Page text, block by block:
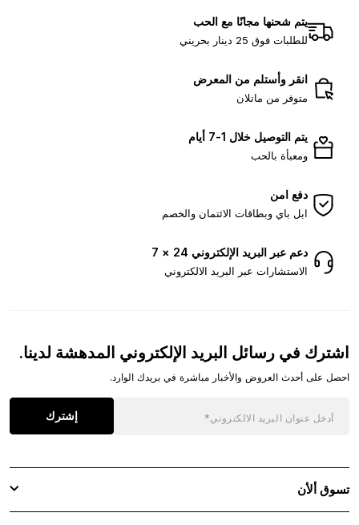
يتم شحنها مجانًا مع الحب
للطلبات فوق 25 دينار بحريني
انقر وأستلم من المعرض
متوفر من ماتلان
يتم التوصيل خلال 1-7 أيام
ومعبأة بالحب
دفع امن
ابل باي وبطاقات الائتمان والخصم
دعم عبر البريد الإلكتروني 24 × 7
الاستشارات عبر البريد الالكتروني
اشترك في رسائل البريد الإلكتروني المدهشة لدينا.
احصل على أحدث العروض والأخبار مباشرة في بريدك الوارد.
إشترك
تسوق ألأن